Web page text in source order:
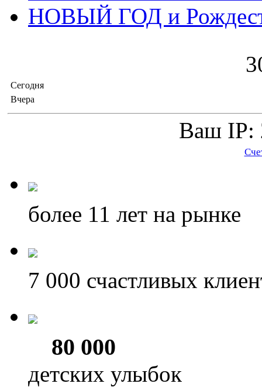
НОВЫЙ ГОД и
3
Сегодня
Вчера
Ваш IP:
более 11 лет на рынке
7 000 счастливых
80 000
детских улыбок